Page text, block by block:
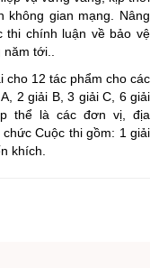
gian mạng. Nâng
thi chính luận về bảo vệ
tới..
cho 12 tác phẩm cho các
2 giải B, 3 giải C, 6 giải
thể là các đơn vị, địa
Cuộc thi gồm: 1 giải
khích.